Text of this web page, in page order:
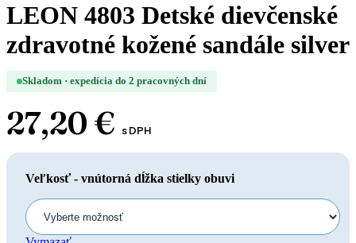
LEON 4803 Detské dievčenské
zdravotné kožené sandále silver
Skladom · expedícia do 2 pracovných dní
27,20 € s DPH
Veľkosť - vnútorná dĺžka stielky obuvi